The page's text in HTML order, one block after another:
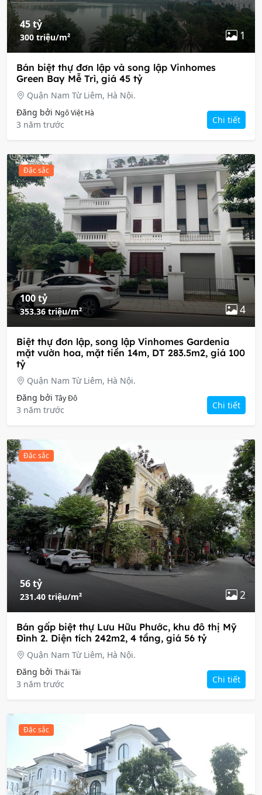
45 tỷ
300 triệu/m² 1
Bán biệt thự đơn lập và song lập Vinhomes
Green Bay Mễ Trì, giá 45 tỷ
Quận Nam Từ Liêm, Hà Nội.
Đăng bởi Ngô Việt Hà
3 năm trước Chi tiết
Đặc sắc
100 tỷ
353.36 triệu/m² 4
Biệt thự đơn lập, song lập Vinhomes Gardenia
mặt vườn hoa, mặt tiền 14m, DT 283.5m2, giá 100
tỷ
Quận Nam Từ Liêm, Hà Nội.
Đăng bởi Tây Đô
3 năm trước Chi tiết
Đặc sắc
56 tỷ
231.40 triệu/m² 2
Bán gấp biệt thự Lưu Hữu Phước, khu đô thị Mỹ
Đình 2. Diện tích 242m2, 4 tầng, giá 56 tỷ
Quận Nam Từ Liêm, Hà Nội.
Đăng bởi Thái Tài
3 năm trước Chi tiết
Đặc sắc